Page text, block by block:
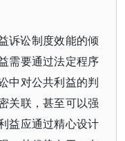
诉讼制度效能的倾
需要通过法定程序
中对公共利益的判
关联，甚至可以强
益应通过精心设计